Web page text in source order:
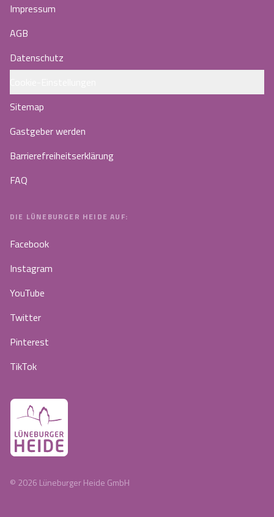
Impressum
AGB
Datenschutz
Sitemap
Gastgeber werden
Barrierefreiheitserklärung
FAQ
DIE LÜNEBURGER HEIDE AUF:
Facebook
Instagram
YouTube
Twitter
Pinterest
TikTok
© 2026 Lüneburger Heide GmbH